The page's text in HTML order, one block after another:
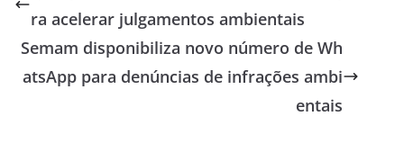
ra acelerar julgamentos ambientais
Semam disponibiliza novo número de Wh
atsApp para denúncias de infrações ambi
entais